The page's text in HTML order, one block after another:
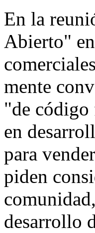
En la
Abierto"
mente
"de código
en
para
piden
desarrollo